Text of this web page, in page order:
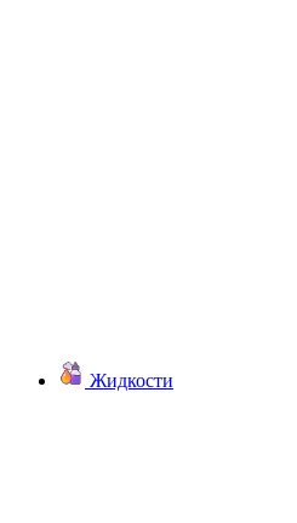
Жидкости